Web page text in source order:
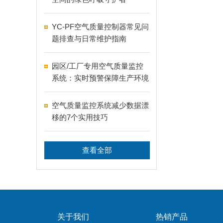
YC-PF空气质量控制器常见问
题排查与日常维护指南
园区/工厂专用空气质量监控
系统：实时预警保障生产环境
安全
空气质量监控系统减少数据漂
移的7个实用技巧
查看全部
关于我们 热销产品